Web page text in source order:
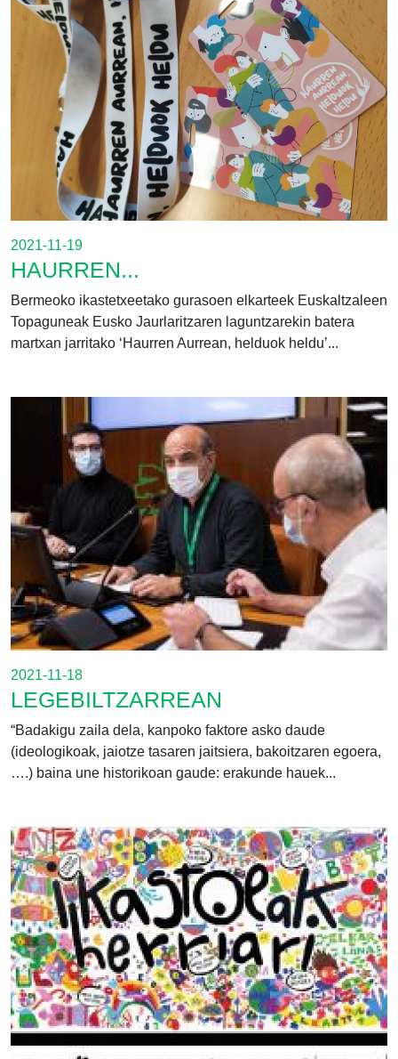
2021-11-19
HAURREN...
Bermeoko ikastetxeetako gurasoen elkarteek Euskaltzaleen
Topaguneak Eusko Jaurlaritzaren laguntzarekin batera
martxan jarritako ‘Haurren Aurrean, helduok heldu’...
2021-11-18
LEGEBILTZARREAN
“Badakigu zaila dela, kanpoko faktore asko daude
(ideologikoak, jaiotze tasaren jaitsiera, bakoitzaren egoera,
….) baina une historikoan gaude: erakunde hauek...